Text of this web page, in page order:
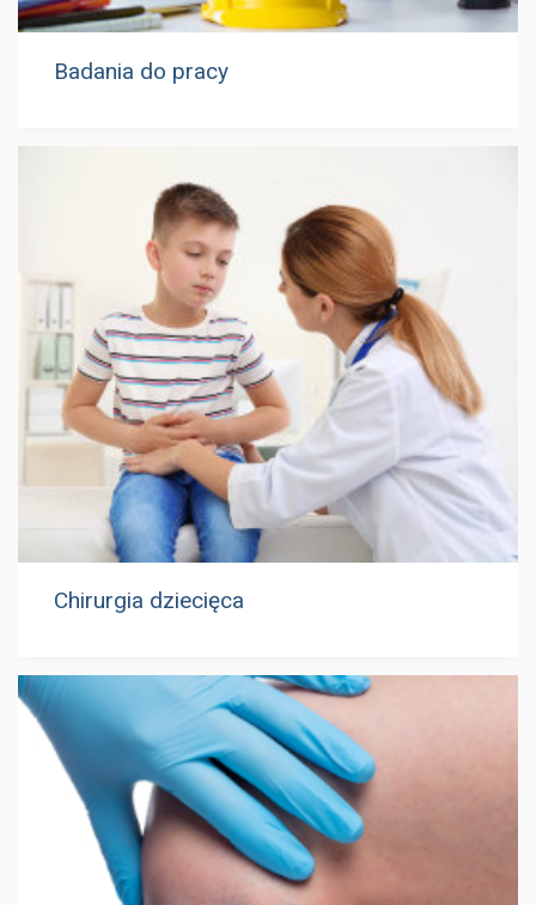
Badania do pracy
Chirurgia dziecięca